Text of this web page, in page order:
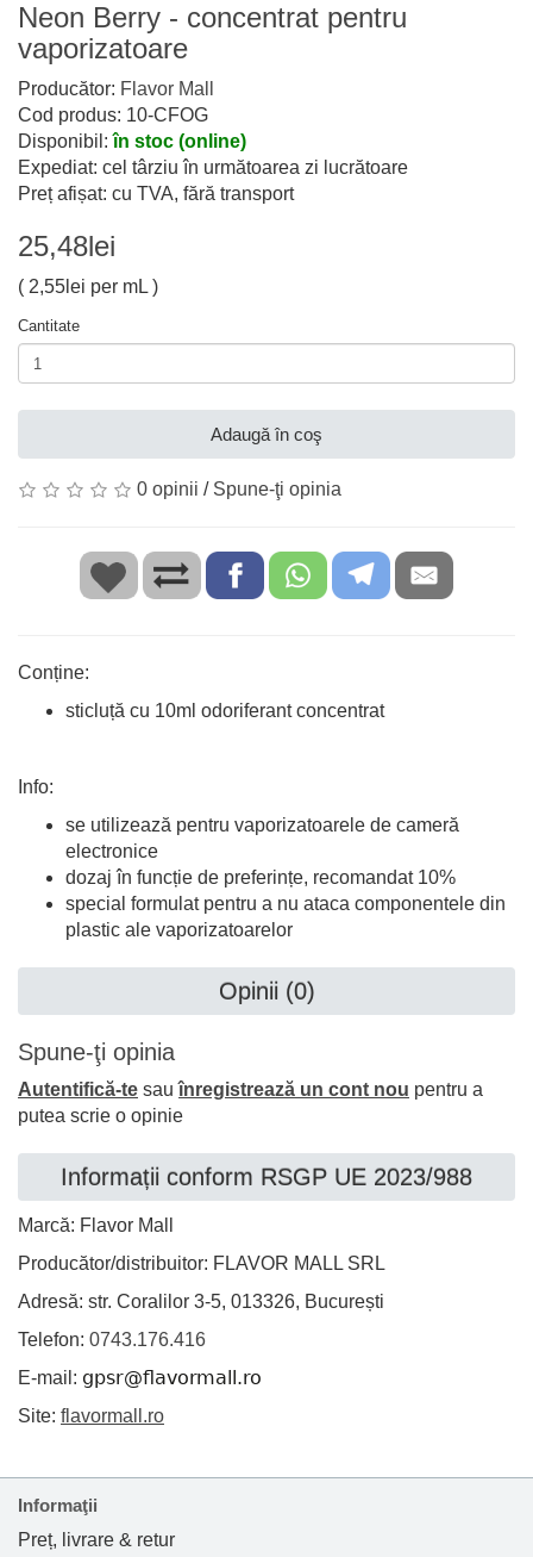
Neon Berry - concentrat pentru
vaporizatoare
Producător: Flavor Mall
Cod produs: 10-CFOG
Disponibil:în stoc (online)
Expediat: cel târziu în următoarea zi lucrătoare
Preț afișat: cu TVA, fără transport
25,48lei
( 2,55lei per mL )
Cantitate
Adaugă în coş
0 opinii / Spune-ţi opinia
Conține:
sticluță cu 10ml odoriferant concentrat
Info:
se utilizează pentru vaporizatoarele de cameră
electronice
dozaj în funcție de preferințe, recomandat 10%
special formulat pentru a nu ataca componentele din
plastic ale vaporizatoarelor
Opinii (0)
Spune-ţi opinia
Autentifică-te sauînregistrează un cont nou pentru a
putea scrie o opinie
Informații conform RSGP UE 2023/988
Marcă: Flavor Mall
Producător/distribuitor: FLAVOR MALL SRL
Adresă: str. Coralilor 3-5, 013326, București
Telefon: 0743.176.416
E-mail:
Site: flavormall.ro
Informaţii
Preț, livrare & retur